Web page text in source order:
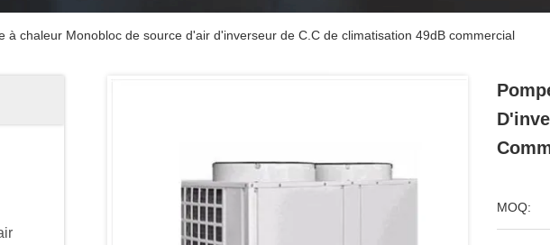
à chaleur Monobloc de source d'air d'inverseur de C.C de climatisation 49dB commercial
MOQ: